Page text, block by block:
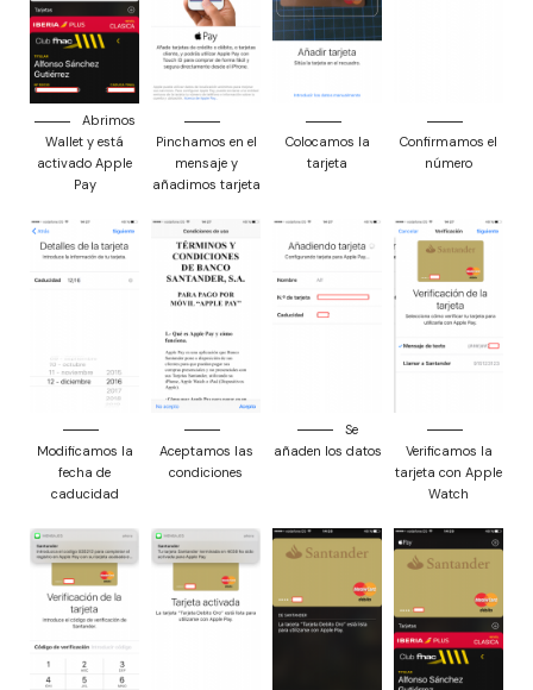
Abrimos
Wallet y está
activado Apple
Pay
Pinchamos en el
mensaje y
añadimos tarjeta
Colocamos la
tarjeta
Confirmamos el
número
Modificamos la
fecha de
caducidad
Aceptamos las
condiciones
Se
añaden los datos
Verificamos la
tarjeta con Apple
Watch